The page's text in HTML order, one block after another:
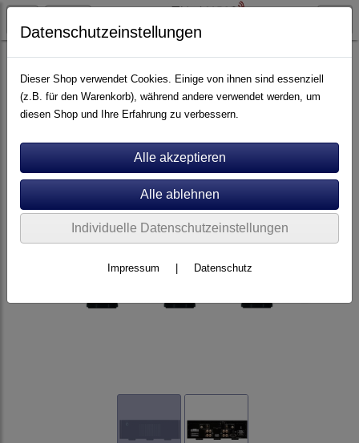
Artikel nach Marken P - Z Rotel
Datenschutzeinstellungen
Dieser Shop verwendet Cookies. Einige von ihnen sind essenziell
(z.B. für den Warenkorb), während andere verwendet werden, um
diesen Shop und Ihre Erfahrung zu verbessern.
Individuelle Datenschutzeinstellungen
Impressum Datenschutz